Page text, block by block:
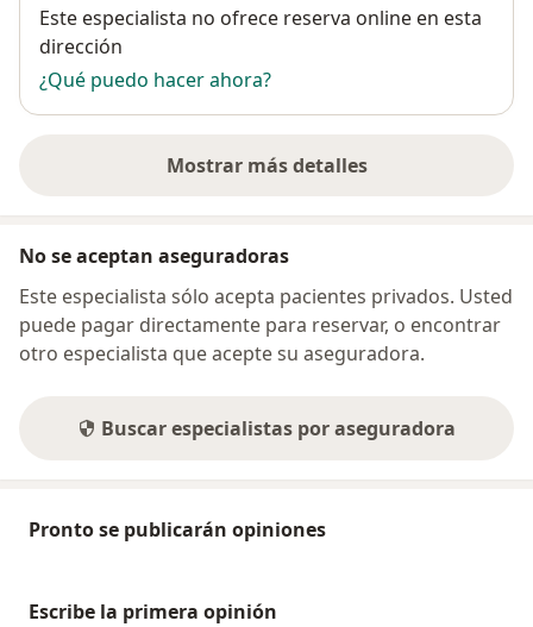
Disponibilidad
Este especialista no ofrece reserva online en esta
dirección
¿Qué puedo hacer ahora?
Mostrar más detalles
sobre la dirección
No se aceptan aseguradoras
Este especialista sólo acepta pacientes privados. Usted
puede pagar directamente para reservar, o encontrar
otro especialista que acepte su aseguradora.
Buscar especialistas por aseguradora
Pronto se publicarán opiniones
Escribe la primera opinión